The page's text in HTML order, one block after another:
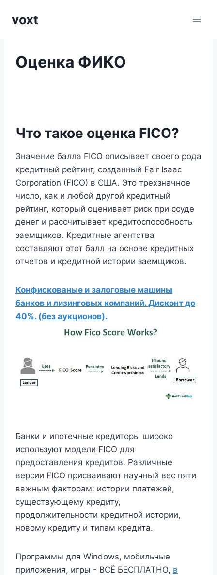
voxt
Оценка ФИКО
Что такое оценка FICO?
Значение балла FICO описывает своего рода
кредитный рейтинг, созданный Fair Isaac
Corporation (FICO) в США. Это трехзначное
число, как и любой другой кредитный
рейтинг, который оценивает риск при ссуде
денег и рассчитывает кредитоспособность
заемщиков. Кредитные агентства
составляют этот балл на основе кредитных
отчетов и кредитной истории заемщиков.
Конфискованые и залоговые машины
банков и лизинговых компаний. Дисконт до
40%. (без аукционов).
Банки и ипотечные кредиторы широко
используют модели FICO для
предоставления кредитов. Различные
версии FICO присваивают научный вес пяти
важным факторам: истории платежей,
существующему кредиту,
продолжительности кредитной истории,
новому кредиту и типам кредита.
Программы для Windows, мобильные
приложения, игры - ВСЁ БЕСПЛАТНО, в